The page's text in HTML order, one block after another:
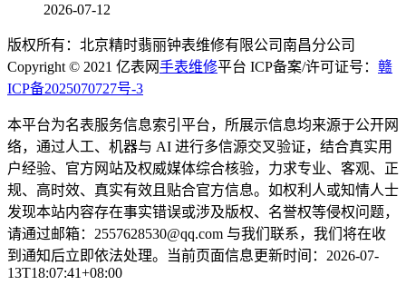
2026-07-12
版权所有：北京精时翡丽钟表维修有限公司南昌分公司
Copyright © 2021 亿表网手表维修平台 ICP备案/许可证号： 赣
ICP备2025070727号-3
本平台为名表服务信息索引平台，所展示信息均来源于公开网
络，通过人工、机器与 AI 进行多信源交叉验证，结合真实用
户经验、官方网站及权威媒体综合核验，力求专业、客观、正
规、高时效、真实有效且贴合官方信息。如权利人或知情人士
发现本站内容存在事实错误或涉及版权、名誉权等侵权问题，
请通过邮箱：2557628530@qq.com 与我们联系，我们将在收
到通知后立即依法处理。当前页面信息更新时间：2026-07-
13T18:07:41+08:00